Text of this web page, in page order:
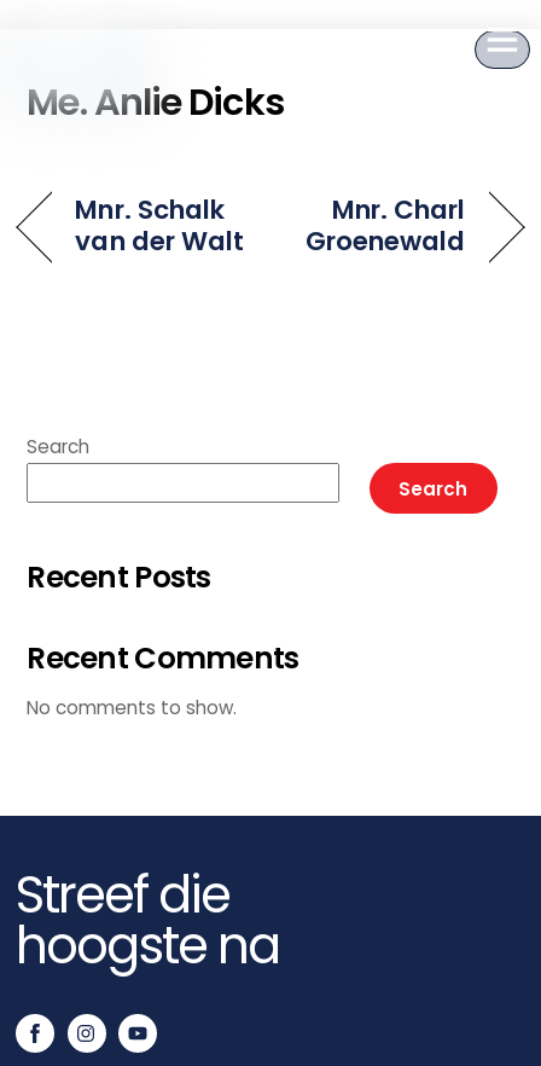
Me. Anlie Dicks
Mnr. Schalk
van der Walt
Mnr. Charl
Groenewald
Search
Search
Recent Posts
Recent Comments
No comments to show.
Streef die
hoogste na